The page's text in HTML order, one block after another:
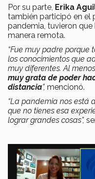
Por su parte, Erika
también participó en el
pandemia, tuvieron
manera remota.
“Fue muy padre
los conocimientos que
muy diferentes. Al
muy grata de poder
distancia”, mencionó.
“La pandemia nos está
que no tienes esa
lograr grandes cosas”,